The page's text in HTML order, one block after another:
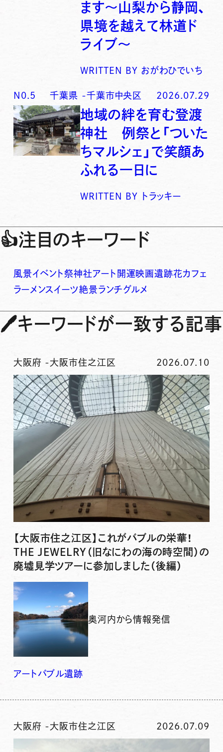
ます〜山梨から静岡、
県境を越えて林道ド
ライブ〜
WRITTEN BY おがわひでいち
N0. 5 千葉県 -千葉市中央区 2026.07.29
地域の絆を育む登渡
神社 例祭と「ついた
ちマルシェ」で笑顔あ
ふれる一日に
WRITTEN BY トラッキー
👍注目のキーワード
風景イベント祭神社アート 開運映画遺跡花カフェ
ラーメンスイーツ絶景ランチグルメ
🖊キーワードが一致する記事
大阪府 -大阪市住之江区 2026.07.10
【大阪市住之江区】これがバブルの栄華！
THE JEWELRY（旧なにわの海の時空間）の
廃墟見学ツアーに参加しました（後編）
奥河内から情報発信
アートバブル遺跡
大阪府 -大阪市住之江区 2026.07.09